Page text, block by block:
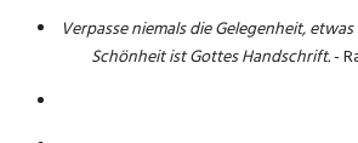
Verpasse niemals die Gelegenheit,
Schönheit ist Gottes Handschrift.-